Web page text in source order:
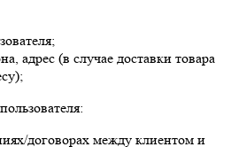
адрес (в случае доставки товара
договорах между клиентом и